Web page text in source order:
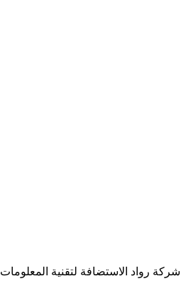
شركة رواد الاستضافة لتقنية المعلومات